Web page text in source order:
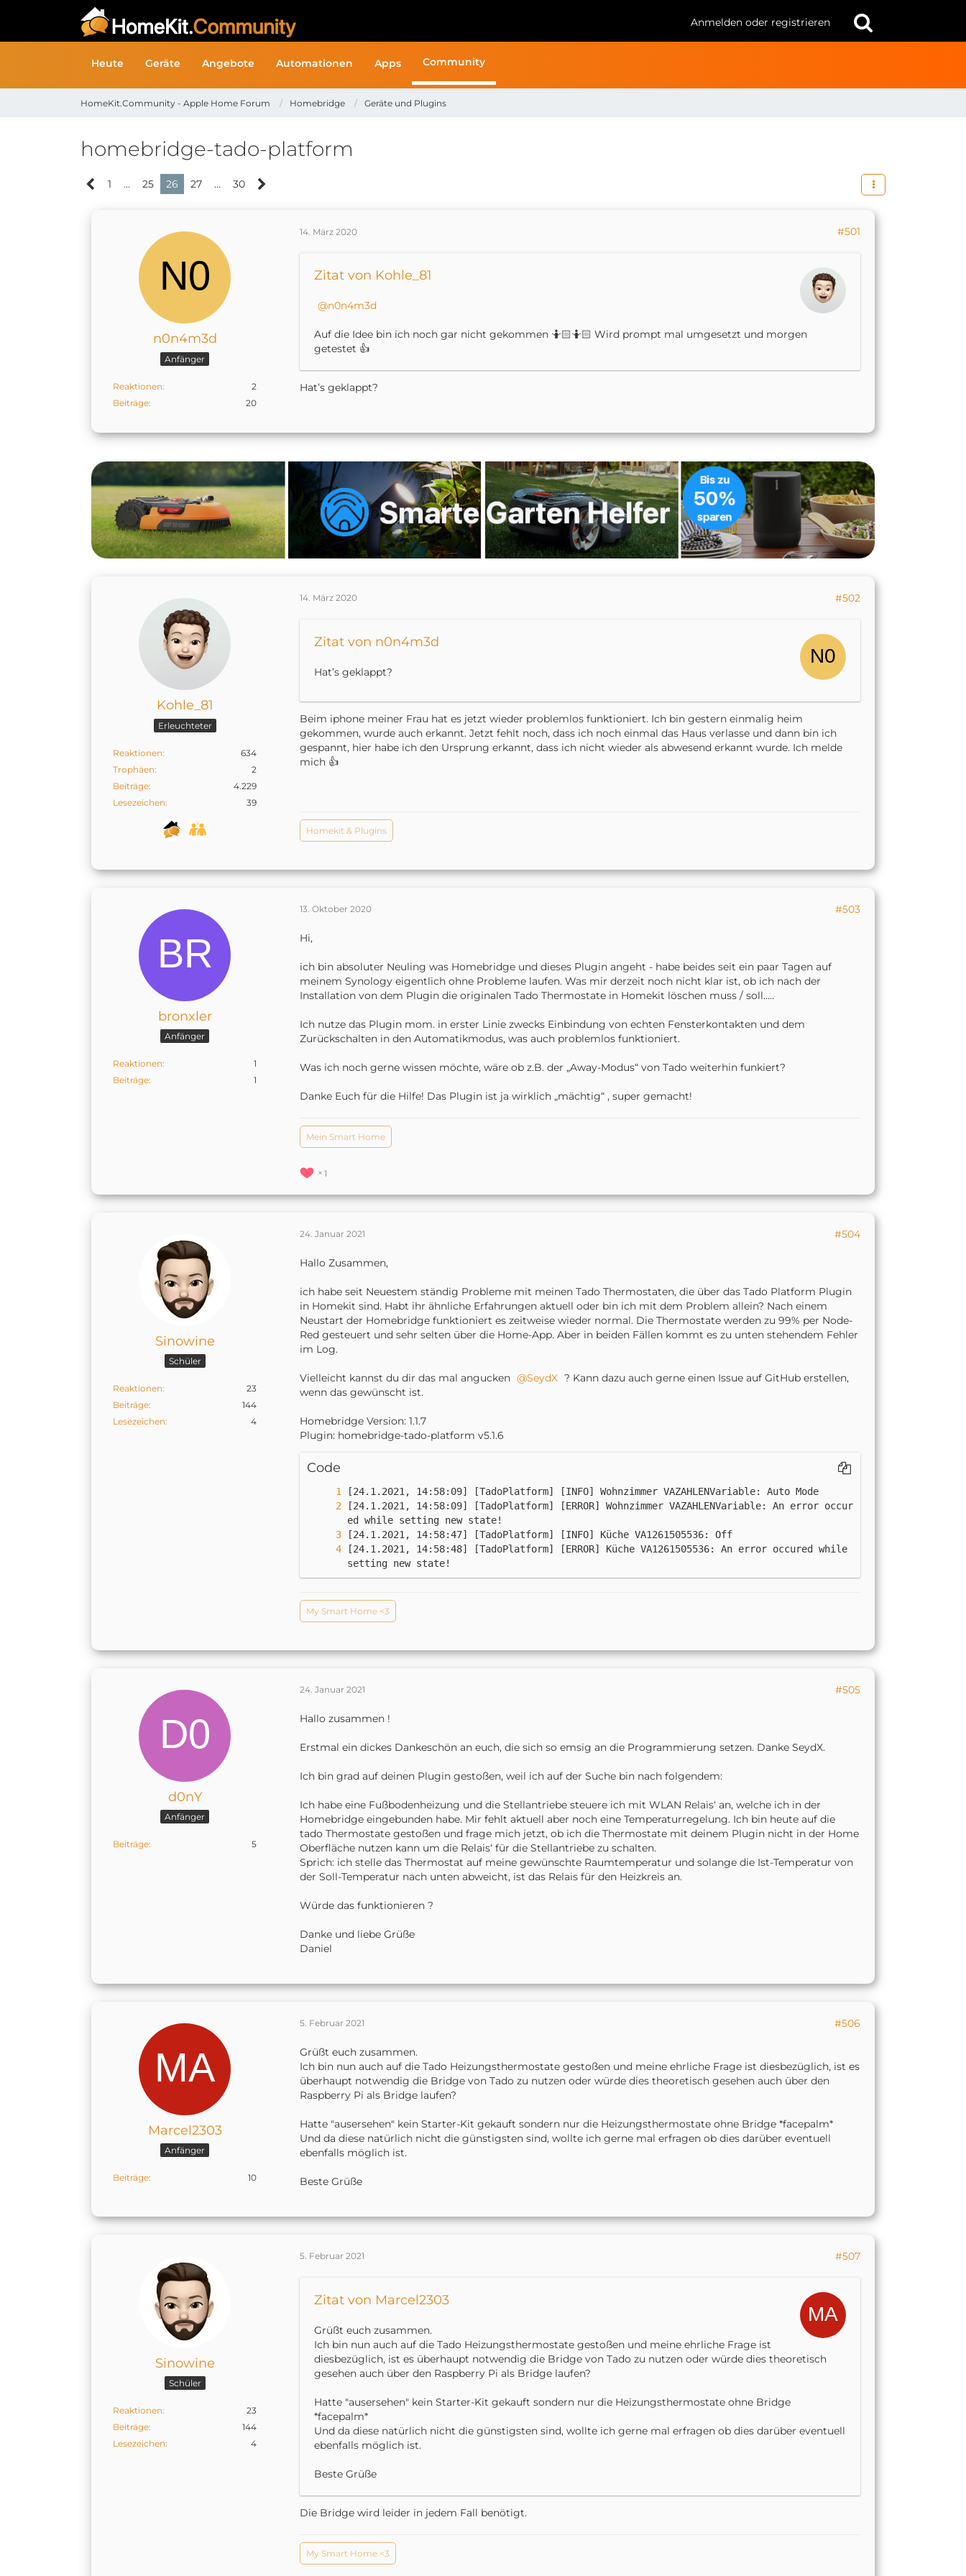
Anmelden oder registrieren
Heute Geräte Angebote Automationen Apps Community
HomeKit.Community - Apple Home Forum Homebridge Geräte und Plugins
homebridge-tado-platform
1 … 25 26 27 … 30
n0n4m3d
Anfänger
Reaktionen
2
Beiträge
20
14. März 2020 #501
Zitat von Kohle_81
n0n4m3d
Auf die Idee bin ich noch gar nicht gekommen 🤷🏻🤷🏻 Wird prompt mal umgesetzt und morgen
getestet 👍
Hat’s geklappt?
Kohle_81
Erleuchteter
Reaktionen
634
Trophäen
2
Beiträge
4.229
Lesezeichen
39
14. März 2020 #502
Zitat von n0n4m3d
Hat’s geklappt?
Beim iphone meiner Frau hat es jetzt wieder problemlos funktioniert. Ich bin gestern einmalig heim
gekommen, wurde auch erkannt. Jetzt fehlt noch, dass ich noch einmal das Haus verlasse und dann bin ich
gespannt, hier habe ich den Ursprung erkannt, dass ich nicht wieder als abwesend erkannt wurde. Ich melde
mich 👍
Homekit & Plugins
bronxler
Anfänger
Reaktionen
1
Beiträge
1
13. Oktober 2020 #503
Hi,
ich bin absoluter Neuling was Homebridge und dieses Plugin angeht - habe beides seit ein paar Tagen auf
meinem Synology eigentlich ohne Probleme laufen. Was mir derzeit noch nicht klar ist, ob ich nach der
Installation von dem Plugin die originalen Tado Thermostate in Homekit löschen muss / soll.....
Ich nutze das Plugin mom. in erster Linie zwecks Einbindung von echten Fensterkontakten und dem
Zurückschalten in den Automatikmodus, was auch problemlos funktioniert.
Was ich noch gerne wissen möchte, wäre ob z.B. der „Away-Modus“ von Tado weiterhin funkiert?
Danke Euch für die Hilfe! Das Plugin ist ja wirklich „mächtig“ , super gemacht!
Mein Smart Home
1
Sinowine
Schüler
Reaktionen
23
Beiträge
144
Lesezeichen
4
24. Januar 2021 #504
Hallo Zusammen,
ich habe seit Neuestem ständig Probleme mit meinen Tado Thermostaten, die über das Tado Platform Plugin
in Homekit sind. Habt ihr ähnliche Erfahrungen aktuell oder bin ich mit dem Problem allein? Nach einem
Neustart der Homebridge funktioniert es zeitweise wieder normal. Die Thermostate werden zu 99% per Node-
Red gesteuert und sehr selten über die Home-App. Aber in beiden Fällen kommt es zu unten stehendem Fehler
im Log.
Vielleicht kannst du dir das mal angucken SeydX ? Kann dazu auch gerne einen Issue auf GitHub erstellen,
wenn das gewünscht ist.
Homebridge Version: 1.1.7
Plugin: homebridge-tado-platform v5.1.6
Code
[24.1.2021, 14:58:09] [TadoPlatform] [ERROR] Wohnzimmer VAZAHLENVariable: An error occur
[24.1.2021, 14:58:48] [TadoPlatform] [ERROR] Küche VA1261505536: An error occured while
setting new state!
My Smart Home <3
d0nY
Anfänger
Beiträge 5
24. Januar 2021 #505
Hallo zusammen !
Erstmal ein dickes Dankeschön an euch, die sich so emsig an die Programmierung setzen. Danke SeydX.
Ich bin grad auf deinen Plugin gestoßen, weil ich auf der Suche bin nach folgendem:
Ich habe eine Fußbodenheizung und die Stellantriebe steuere ich mit WLAN Relais‘ an, welche ich in der
Homebridge eingebunden habe. Mir fehlt aktuell aber noch eine Temperaturregelung. Ich bin heute auf die
tado Thermostate gestoßen und frage mich jetzt, ob ich die Thermostate mit deinem Plugin nicht in der Home
Oberfläche nutzen kann um die Relais‘ für die Stellantriebe zu schalten.
Sprich: ich stelle das Thermostat auf meine gewünschte Raumtemperatur und solange die Ist-Temperatur von
der Soll-Temperatur nach unten abweicht, ist das Relais für den Heizkreis an.
Würde das funktionieren ?
Danke und liebe Grüße
Daniel
Marcel2303
Anfänger
Beiträge 10
5. Februar 2021 #506
Grüßt euch zusammen.
Ich bin nun auch auf die Tado Heizungsthermostate gestoßen und meine ehrliche Frage ist diesbezüglich, ist es
überhaupt notwendig die Bridge von Tado zu nutzen oder würde dies theoretisch gesehen auch über den
Raspberry Pi als Bridge laufen?
Hatte "ausersehen" kein Starter-Kit gekauft sondern nur die Heizungsthermostate ohne Bridge *facepalm*
Und da diese natürlich nicht die günstigsten sind, wollte ich gerne mal erfragen ob dies darüber eventuell
ebenfalls möglich ist.
Beste Grüße
Sinowine
Schüler
Reaktionen
23
Beiträge
144
Lesezeichen
4
5. Februar 2021 #507
Zitat von Marcel2303
Grüßt euch zusammen.
Ich bin nun auch auf die Tado Heizungsthermostate gestoßen und meine ehrliche Frage ist
diesbezüglich, ist es überhaupt notwendig die Bridge von Tado zu nutzen oder würde dies theoretisch
gesehen auch über den Raspberry Pi als Bridge laufen?
Hatte "ausersehen" kein Starter-Kit gekauft sondern nur die Heizungsthermostate ohne Bridge
*facepalm*
Und da diese natürlich nicht die günstigsten sind, wollte ich gerne mal erfragen ob dies darüber eventuell
ebenfalls möglich ist.
Beste Grüße
Die Bridge wird leider in jedem Fall benötigt.
My Smart Home <3